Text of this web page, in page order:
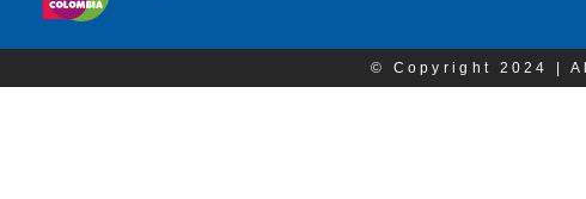
© Copyright 2024 |